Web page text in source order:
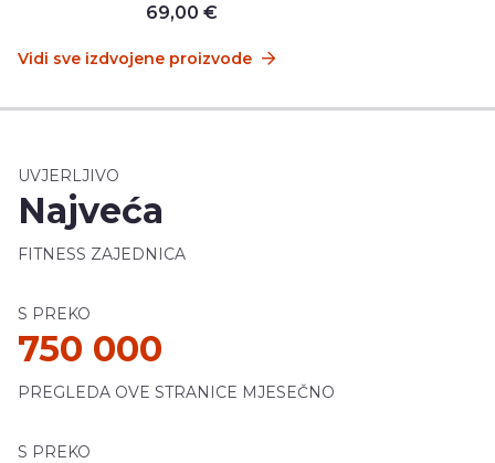
69,00 €
Vidi sve izdvojene proizvode
UVJERLJIVO
Najveća
FITNESS ZAJEDNICA
S PREKO
750 000
PREGLEDA OVE STRANICE MJESEČNO
S PREKO